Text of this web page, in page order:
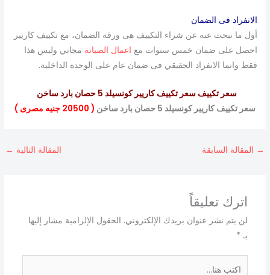
الانفراد فى الضمان
أول ما نبحث عنه عن شراء التكييف هى ورقة الضمان، مع تكييف كاريير
احصل على ضمان خمس سنوات مع اعمال الصيانة مجاني وليس هذا
فقط وانما الانفراد الحقيقي فى ضمان عام على الوحدة الداخلية.
سعر تكييف سعر تكييف كاريير كونسيلد 5 حصان بارد ساخن
سعر تكييف كاريير كونسيلد 5 حصان بارد ساخن
( 20500 جنيه مصرى )
→ المقالة السابقة المقالة التالية ←
اترك تعليقاً
لن يتم نشر عنوان بريدك الإلكتروني. الحقول الإلزامية مشار إليها
بـ *